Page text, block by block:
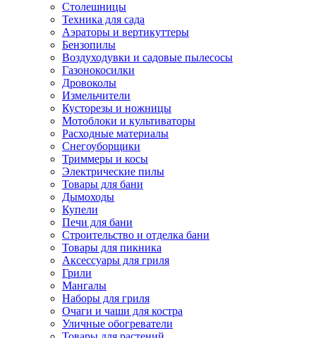
Столешницы
Техника для сада
Аэраторы и вертикуттеры
Бензопилы
Воздуходувки и садовые пылесосы
Газонокосилки
Дровоколы
Измельчители
Кусторезы и ножницы
Мотоблоки и культиваторы
Расходные материалы
Снегоуборщики
Триммеры и косы
Электрические пилы
Товары для бани
Дымоходы
Купели
Печи для бани
Строительство и отделка бани
Товары для пикника
Аксессуары для гриля
Грили
Мангалы
Наборы для гриля
Очаги и чаши для костра
Уличные обогреватели